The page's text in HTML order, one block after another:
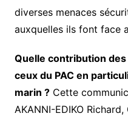
diverses menaces
auxquelles ils font face
Quelle contribution
ceux du PAC en
marin ?Cette
AKANNI-EDIKO